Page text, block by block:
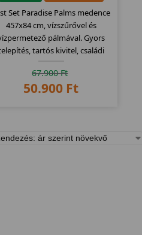
Set Paradise Palms medence
457x84 cm, vízszűrővel és
pálmával. Gyors
tartós kivitel, családi
67.900Ft
50.900 Ft